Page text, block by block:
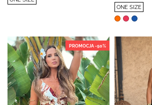
ONE SIZE
PROMOCJA -50%